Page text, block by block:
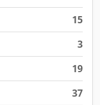
15
3
19
37